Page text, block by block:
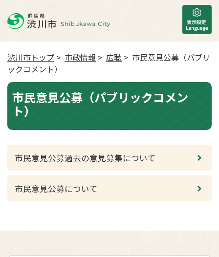
渋川市トップ > 市政情報 > 広聴 > 市民意見公募（パブリ
ックコメント）
市民意見公募（パブリックコメン
ト）
市民意見公募過去の意見募集について
市民意見公募について